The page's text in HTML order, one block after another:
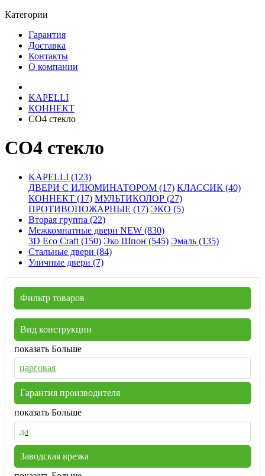
Категории
Гарантия
Доставка
Контакты
О компании
KAPELLI
КОННЕКТ
СО4 стекло
СО4 стекло
KAPELLI (123)
ДВЕРИ С ИЛЮМИНАТОРОМ (17) КЛАССИК (40)
КОННЕКТ (17) МУЛЬТИКОЛОР (27)
ПРОТИВОПОЖАРНЫЕ (17) ЭКО (5)
Вторая группа (22)
Межкомнатные двери NEW (830)
3D Eco Craft (150) Эко Шпон (545) Эмаль (135)
Стальные двери (84)
Уличные двери (7)
Фильтр товаров
Вид конструкции
показать Больше
царговая
Гарантия производителя
показать Больше
да
Заводская врезка